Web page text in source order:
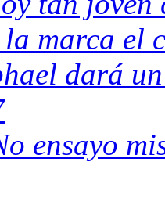
marca el
dará
ensayo